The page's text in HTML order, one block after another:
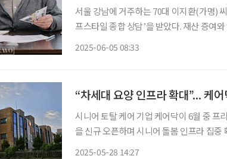
서울 강남에 거주하는 70대 이지환(가명)
프스타일 종합 상담’을 받았다. 재산 증여
2025-06-05 08:33
“차세대 요양 인프라 확대”... 케
시니어 토탈 케어 기업 케어닥이 6월 중 프
을 신규 오픈하며 시니어 돌봄 인프라 집중 확대에 나선다
2025-05-28 14:27